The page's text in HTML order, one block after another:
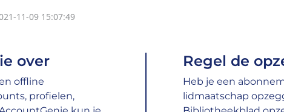
11-09 15:07:49
over
offline
profielen,
Regel de
Heb je een
lidmaatschap